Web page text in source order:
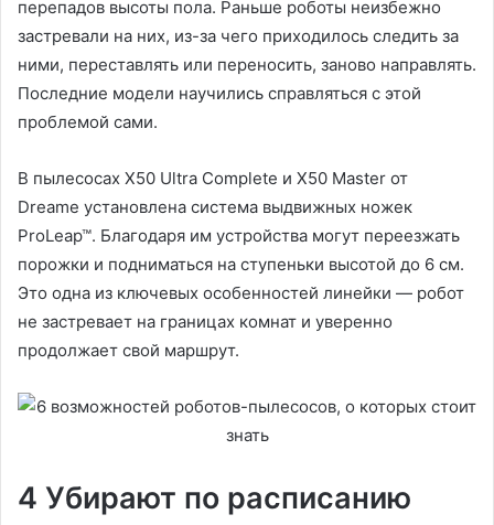
перепадов высоты пола. Раньше роботы неизбежно
застревали на них, из-за чего приходилось следить за
ними, переставлять или переносить, заново направлять.
Последние модели научились справляться с этой
проблемой сами.
В пылесосах X50 Ultra Complete и X50 Master от
Dreame установлена система выдвижных ножек
ProLeap™. Благодаря им устройства могут переезжать
порожки и подниматься на ступеньки высотой до 6 см.
Это одна из ключевых особенностей линейки — робот
не застревает на границах комнат и уверенно
продолжает свой маршрут.
4 Убирают по расписанию